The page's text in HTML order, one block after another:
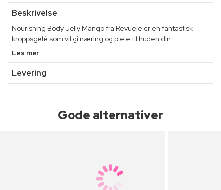
Beskrivelse
Nourishing Body Jelly Mango fra Revuele er en fantastisk
kroppsgelé som vil gi næring og pleie til huden din.
Les mer
Levering
Gode alternativer